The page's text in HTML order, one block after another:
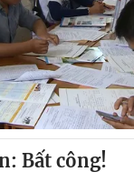
Bất công!